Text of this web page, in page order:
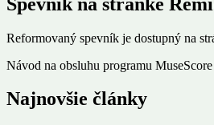
Reformovaný spevník je dostupný na
Návod na obsluhu programu MuseScore
Najnovšie články